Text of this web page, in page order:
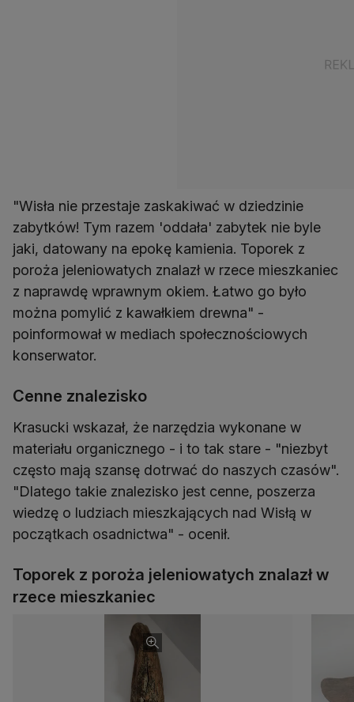
"Wisła nie przestaje zaskakiwać w dziedzinie
zabytków! Tym razem 'oddała' zabytek nie byle
jaki, datowany na epokę kamienia. Toporek z
poroża jeleniowatych znalazł w rzece mieszkaniec
z naprawdę wprawnym okiem. Łatwo go było
można pomylić z kawałkiem drewna" -
poinformował w mediach społecznościowych
konserwator.
Cenne znalezisko
Krasucki wskazał, że narzędzia wykonane w
materiału organicznego - i to tak stare - "niezbyt
często mają szansę dotrwać do naszych czasów".
"Dlatego takie znalezisko jest cenne, poszerza
wiedzę o ludziach mieszkających nad Wisłą w
początkach osadnictwa" - ocenił.
Toporek z poroża jeleniowatych znalazł w
rzece mieszkaniec